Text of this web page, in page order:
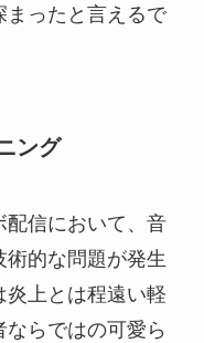
まったと言えるで
ング
配信において、音
的な問題が発生
炎上とは程遠い軽
らではの可愛ら